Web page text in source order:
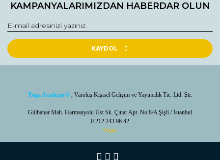
Yorum Yaz / Write a comment
Görüş ve önerileriniz için teşekkür ederiz.
Ürün resmi kalitesiz, bozuk veya görüntülenemiyor.
Ürün açıklamasında eksik bilgiler bulunuyor.
Gönder /Send
KAMPANYALARIMIZDAN HABERDAR OLUN
KAYDOL
Yoga Academy® , Varoluş Kişisel Gelişim ve Yayıncılık Tic. Ltd. Şti.
Gülbahar Mah. Harmanyolu Üst Sk. Çınar Apt. No:8/A Şişli / İstanbul
0 212 243 96 42
Yoga